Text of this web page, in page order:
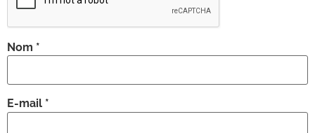
Nom *
E-mail *